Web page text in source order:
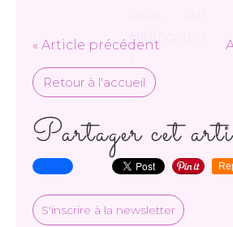
« Article précédent
Retour à l'accueil
Partager cet
S'inscrire à la newsletter